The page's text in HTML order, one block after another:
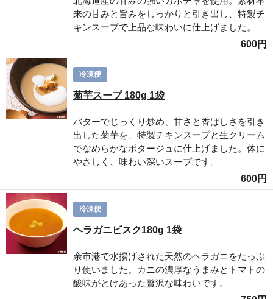
来の甘みと旨みをしっかりと引き出し、特製チ
キンスープで上品な味わいに仕上げました。
600円
冷凍便
菊芋スープ 180g 1袋
バターでじっくり炒め、甘さと香ばしさを引き
出した菊芋を、特製チキンスープと生クリーム
でなめらかなポタージュに仕上げました。体に
やさしく、味わい深いスープです。
600円
冷凍便
ヘラガニビスク180g 1袋
余市港で水揚げされた天然のヘラガニをたっぷ
り使いました。カニの濃厚なうまみとトマトの
酸味がとけあった贅沢な味わいです。